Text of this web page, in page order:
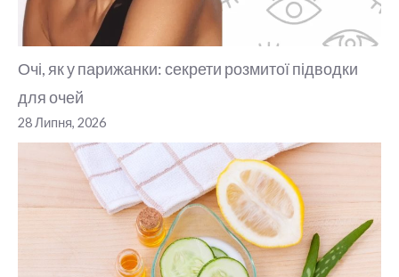
Очі, як у парижанки: секрети розмитої підводки
для очей
28 Липня, 2026